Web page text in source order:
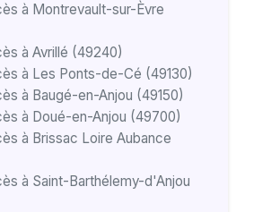
à Montrevault-sur-Èvre
à Avrillé (49240)
à Les Ponts-de-Cé (49130)
à Baugé-en-Anjou (49150)
à Doué-en-Anjou (49700)
à Brissac Loire Aubance
à Saint-Barthélemy-d'Anjou